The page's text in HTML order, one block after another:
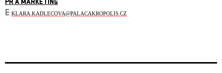
PR A MARKETING
E KLARA.KADLECOVA@PALACAKROPOLIS.CZ